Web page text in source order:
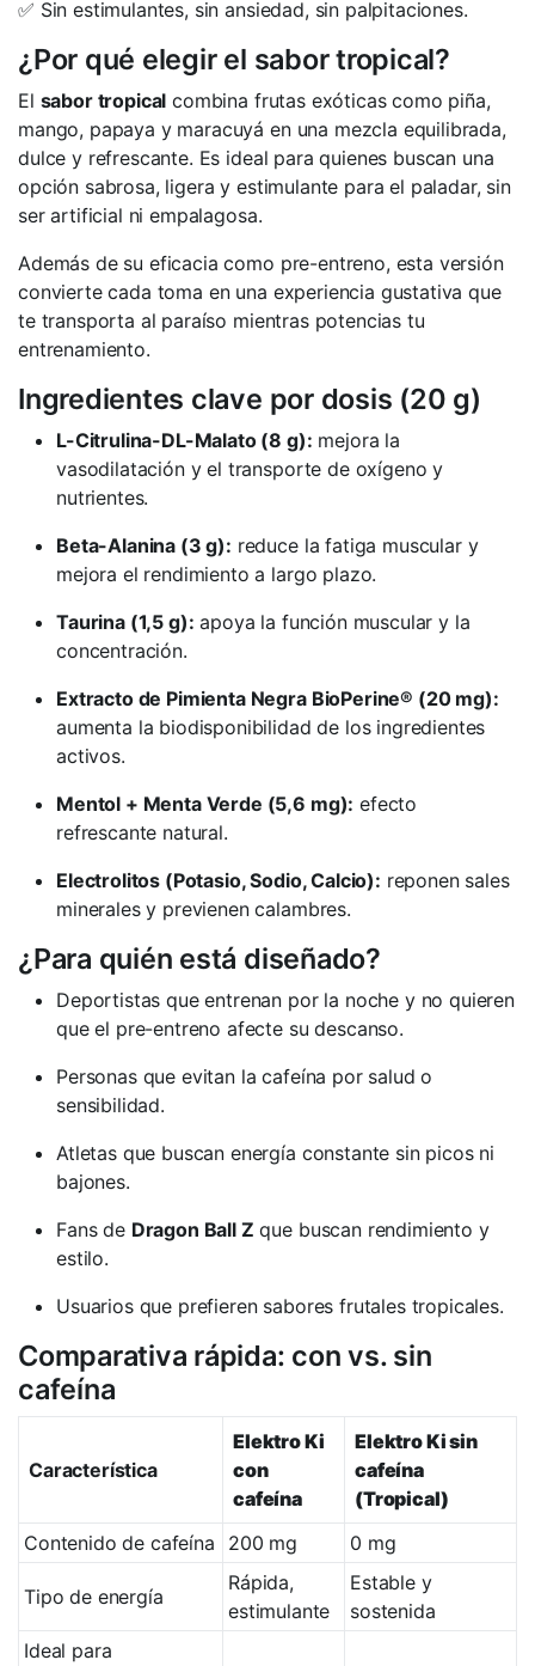
✅ Sin estimulantes, sin ansiedad, sin palpitaciones.
¿Por qué elegir el sabor tropical?
El sabor tropical combina frutas exóticas como piña,
mango, papaya y maracuyá en una mezcla equilibrada,
dulce y refrescante. Es ideal para quienes buscan una
opción sabrosa, ligera y estimulante para el paladar, sin
ser artificial ni empalagosa.
Además de su eficacia como pre-entreno, esta versión
convierte cada toma en una experiencia gustativa que
te transporta al paraíso mientras potencias tu
entrenamiento.
Ingredientes clave por dosis (20 g)
L-Citrulina-DL-Malato (8 g): mejora la
vasodilatación y el transporte de oxígeno y
nutrientes.
Beta-Alanina (3 g): reduce la fatiga muscular y
mejora el rendimiento a largo plazo.
Taurina (1,5 g): apoya la función muscular y la
concentración.
Extracto de Pimienta Negra BioPerine® (20 mg):
aumenta la biodisponibilidad de los ingredientes
activos.
Mentol + Menta Verde (5,6 mg): efecto
refrescante natural.
Electrolitos (Potasio, Sodio, Calcio): reponen sales
minerales y previenen calambres.
¿Para quién está diseñado?
Deportistas que entrenan por la noche y no quieren
que el pre-entreno afecte su descanso.
Personas que evitan la cafeína por salud o
sensibilidad.
Atletas que buscan energía constante sin picos ni
bajones.
Fans de Dragon Ball Z que buscan rendimiento y
estilo.
Usuarios que prefieren sabores frutales tropicales.
Comparativa rápida: con vs. sin
cafeína
Característica
Elektro Ki
con
cafeína
Elektro Ki sin
cafeína
(Tropical)
Contenido de cafeína
200 mg 0 mg
Tipo de energía
Rápida,
estimulante
Estable y
sostenida
Ideal para